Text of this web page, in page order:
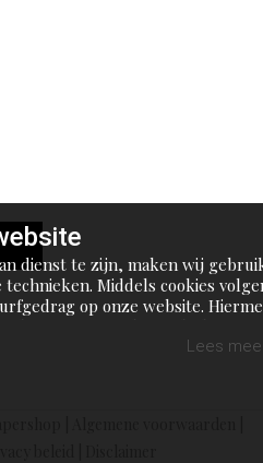
dienst te zijn, maken wij
Middels cookies
op onze website.
Lees